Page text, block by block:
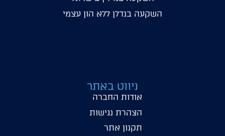
השקעה בנדלן ללא הון עצמי
ניווט באתר
אודות החברה
הצהרת נגישות
תקנון אתר